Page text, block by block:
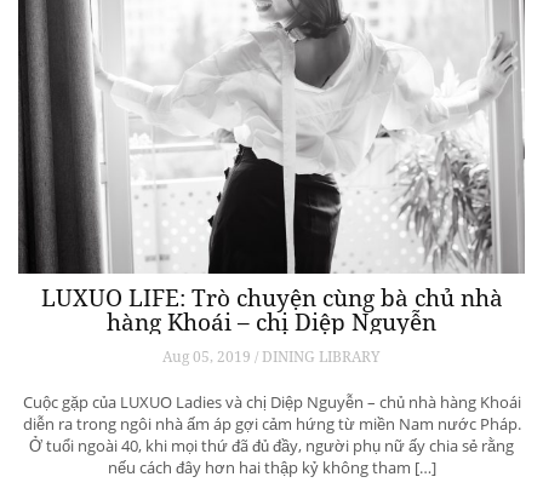
LUXUO LIFE: Trò chuyện cùng bà chủ nhà
hàng Khoái – chị Diệp Nguyễn
Aug 05, 2019 / DINING LIBRARY
Cuộc gặp của LUXUO Ladies và chị Diệp Nguyễn – chủ nhà hàng Khoái
diễn ra trong ngôi nhà ấm áp gợi cảm hứng từ miền Nam nước Pháp.
Ở tuổi ngoài 40, khi mọi thứ đã đủ đầy, người phụ nữ ấy chia sẻ rằng
nếu cách đây hơn hai thập kỷ không tham […]